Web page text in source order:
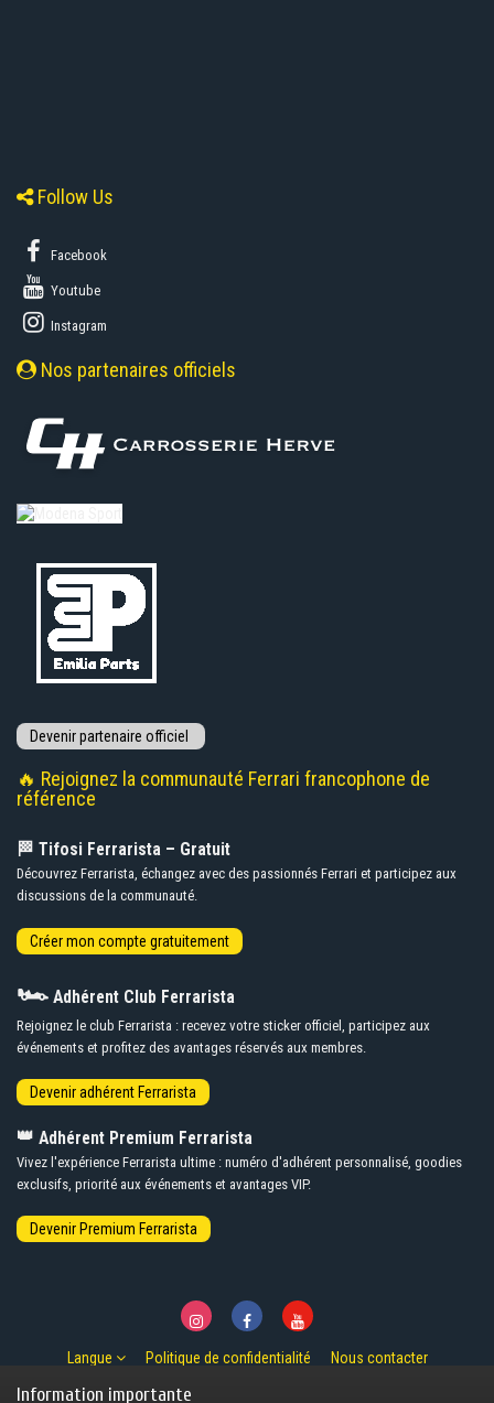
Follow Us
Facebook
Youtube
Instagram
Nos partenaires officiels
🔥 Rejoignez la communauté Ferrari francophone de
référence
🏁 Tifosi Ferrarista – Gratuit
Découvrez Ferrarista, échangez avec des passionnés Ferrari et participez aux
discussions de la communauté.
🏎️ Adhérent Club Ferrarista
Rejoignez le club Ferrarista : recevez votre sticker officiel, participez aux
événements et profitez des avantages réservés aux membres.
👑 Adhérent Premium Ferrarista
Vivez l'expérience Ferrarista ultime : numéro d'adhérent personnalisé, goodies
exclusifs, priorité aux événements et avantages VIP.
Langue Politique de confidentialité Nous contacter
© Copyright 2007-2026 Ferrarista.Club
Information importante